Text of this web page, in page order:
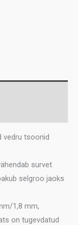
vedru tsoonid
survet
selgroo jaoks
1,8 mm,
on tugevdatud